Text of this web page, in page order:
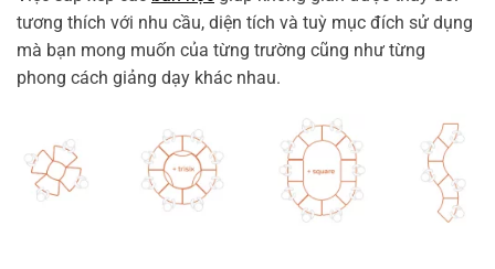
tương thích với nhu cầu, diện tích và tuỳ mục đích sử dụng
mà bạn mong muốn của từng trường cũng như từng
phong cách giảng dạy khác nhau.